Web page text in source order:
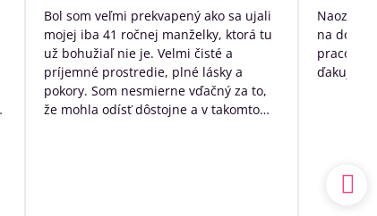
/
5
Bol som veľmi prekvapený ako sa ujali
mojej iba 41 ročnej manželky, ktorá tu
už bohužiaľ nie je. Velmi čisté a
príjemné prostredie, plné lásky a
pokory. Som nesmierne vďačný za to,
že mohla odísť dôstojne a v takomto
Naozaj
na
ďakujem